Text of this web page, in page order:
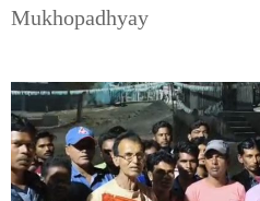
Mukhopadhyay